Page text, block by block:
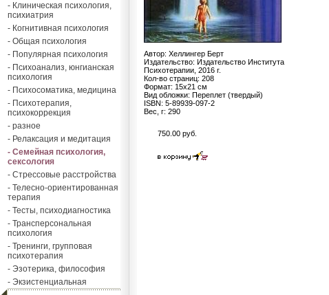
- Клиническая психология,
психиатрия
- Когнитивная психология
- Общая психология
- Популярная психология
- Психоанализ, юнгианская
психология
- Психосоматика, медицина
- Психотерапия,
психокоррекция
- разное
- Релаксация и медитация
- Семейная психология,
сексология
- Стрессовые расстройства
- Телесно-ориентированная
терапия
- Тесты, психодиагностика
- Трансперсональная
психология
- Тренинги, групповая
психотерапия
- Эзотерика, философия
- Экзистенциальная
Автор: Хеллингер Берт
Издательство: Издательство Института
Психотерапии, 2016 г.
Кол-во страниц: 208
Формат: 15х21 см
Вид обложки: Переплет (твердый)
ISBN: 5-89939-097-2
Вес, г: 290
750.00 руб.